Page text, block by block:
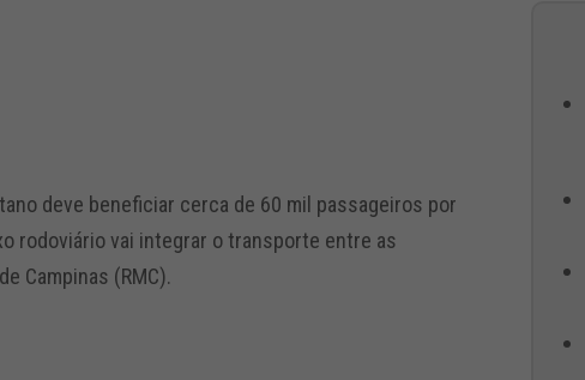
deve beneficiar cerca de 60 mil passageiros por
rodoviário vai integrar o transporte entre as
Campinas (RMC).